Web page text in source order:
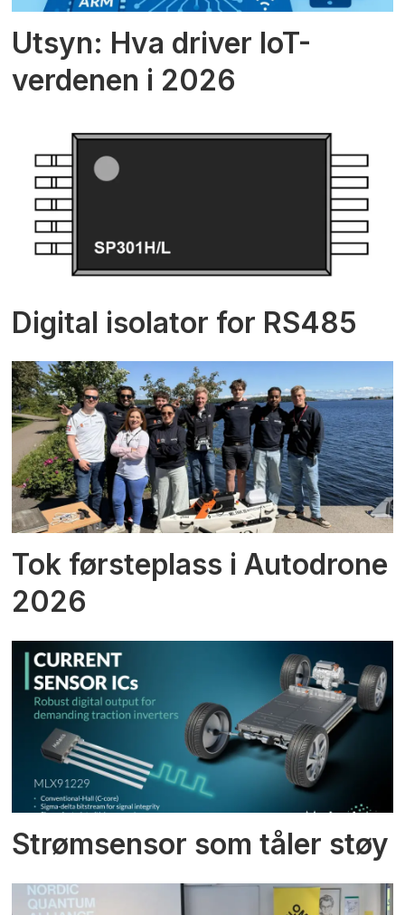
Utsyn: Hva driver IoT-
verdenen i 2026
Digital isolator for RS485
Tok førsteplass i Autodrone
2026
Strømsensor som tåler støy